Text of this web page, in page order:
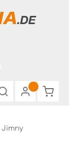
Jimny